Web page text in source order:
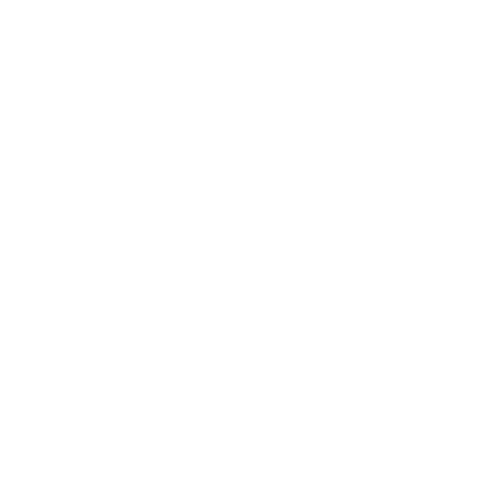
です。
ありません。
です。